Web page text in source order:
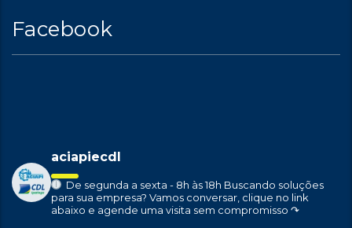
Facebook
aciapiecdl
De segunda a sexta - 8h às 18h Buscando soluções
para sua empresa? Vamos conversar, clique no link
abaixo e agende uma visita sem compromisso ↷